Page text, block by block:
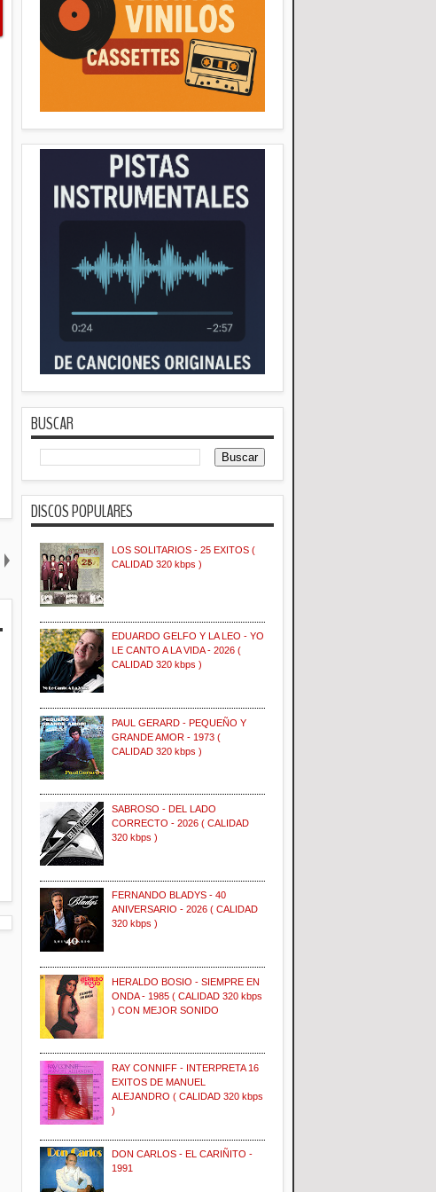
BUSCAR
DISCOS POPULARES
LOS SOLITARIOS - 25 EXITOS (
CALIDAD 320 kbps )
EDUARDO GELFO Y LA LEO - YO
LE CANTO A LA VIDA - 2026 (
CALIDAD 320 kbps )
PAUL GERARD - PEQUEÑO Y
GRANDE AMOR - 1973 (
CALIDAD 320 kbps )
SABROSO - DEL LADO
CORRECTO - 2026 ( CALIDAD
320 kbps )
FERNANDO BLADYS - 40
ANIVERSARIO - 2026 ( CALIDAD
320 kbps )
HERALDO BOSIO - SIEMPRE EN
ONDA - 1985 ( CALIDAD 320 kbps
) CON MEJOR SONIDO
RAY CONNIFF - INTERPRETA 16
EXITOS DE MANUEL
ALEJANDRO ( CALIDAD 320 kbps
)
DON CARLOS - EL CARIÑITO -
1991